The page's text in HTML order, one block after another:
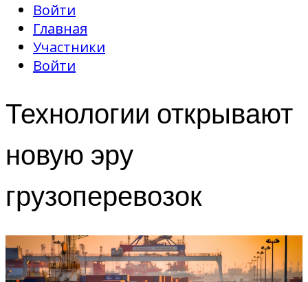
Войти
Главная
Участники
Войти
Технологии открывают
новую эру
грузоперевозок